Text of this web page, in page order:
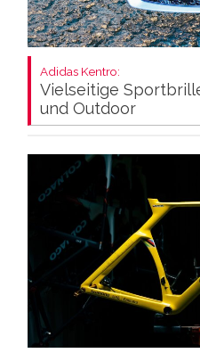
Adidas Kentro:
Vielseitige
und Outdoor